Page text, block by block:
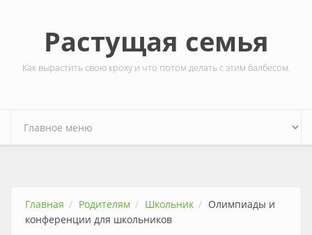
Растущая семья
Как вырастить свою кроху и что потом делать с этим балбесом.
Главная Родителям Школьник
Олимпиады и
конференции для школьников